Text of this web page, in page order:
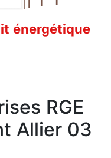
énergétique
RGE
Allier 03